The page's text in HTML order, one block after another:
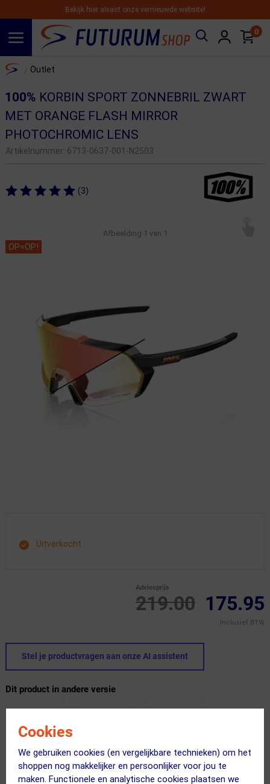
Cookies
We gebruiken cookies (en vergelijkbare technieken) om het
shoppen nog makkelijker en persoonlijker voor jou te
maken. Functionele en analytische cookies plaatsen we
Bekijk hier alvast onze vernieuwde website!
0
Home Outlet
100% KORBIN SPORT ZONNEBRIL ZWART
MET ORANGE FLASH MIRROR
PHOTOCHROMIC LENS
Artikelnummer: 6713-0637-001-N2503
(3)
Afbeelding 1 van 1
OP=OP!
Uitverkocht
219.00
Adviesprijs
175.95
Inclusief BTW
Stel je productvragen aan onze AI assistent
Dit product in andere versie